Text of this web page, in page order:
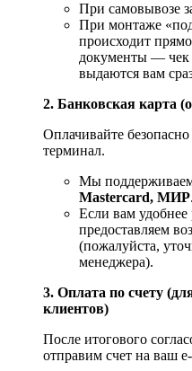
При самовывозе
При монтаже
происходит
документы — чек
выдаются вам
2. Банковская карта
Оплачивайте
терминал.
Мы
Mastercard, МИР.
Если вам
предоставляем
(пожалуйста,
менеджера).
3. Оплата по счету
клиентов)
После итогового
отправим счет на ваш